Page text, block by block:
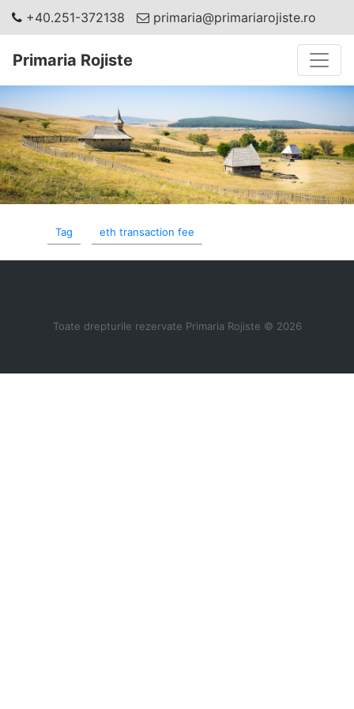
+40.251-372138 primaria@primariarojiste.ro
Primaria Rojiste
Tag eth transaction fee
Toate drepturile rezervate Primaria Rojiste © 2026